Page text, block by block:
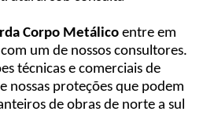
Corpo Metálicoentre em
um de nossos consultores.
técnicas e comerciais de
nossas proteções que podem
de obras de norte a sul